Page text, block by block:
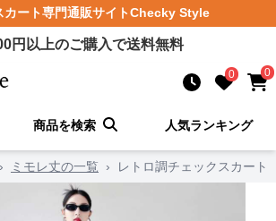
カート専門通販サイトChecky Style
円以上のご購入で送料無料
0 0
商品を検索 人気ランキング
› ミモレ丈の一覧 › レトロ調チェックスカート